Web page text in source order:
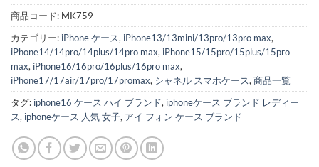
商品コード: MK759
カテゴリー: iPhone ケース, iPhone13/13mini/13pro/13pro max,
iPhone14/14pro/14plus/14pro max, iPhone15/15pro/15plus/15pro
max, iPhone16/16pro/16plus/16pro max,
iPhone17/17air/17pro/17promax, シャネル スマホケース, 商品一覧
タグ: iphone16 ケース ハイ ブランド, iphoneケース ブランド レディー
ス, iphoneケース 人気 女子, アイ フォン ケース ブランド